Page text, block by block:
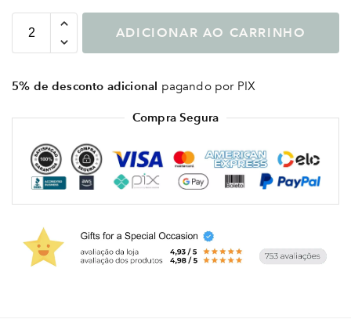
ADICIONAR AO CARRINHO
5% de desconto adicional pagando por PIX
Compra Segura